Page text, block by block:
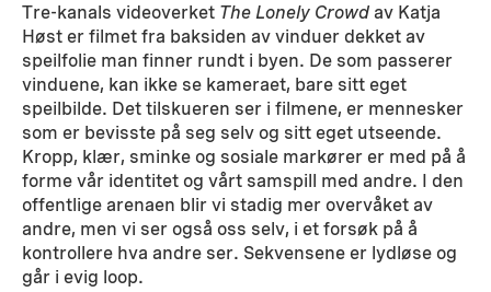
Tre-kanals videoverket The Lonely Crowd av Katja
Høst er filmet fra baksiden av vinduer dekket av
speilfolie man finner rundt i byen. De som passerer
vinduene, kan ikke se kameraet, bare sitt eget
speilbilde. Det tilskueren ser i filmene, er mennesker
som er bevisste på seg selv og sitt eget utseende.
Kropp, klær, sminke og sosiale markører er med på å
forme vår identitet og vårt samspill med andre. I den
offentlige arenaen blir vi stadig mer overvåket av
andre, men vi ser også oss selv, i et forsøk på å
kontrollere hva andre ser. Sekvensene er lydløse og
går i evig loop.